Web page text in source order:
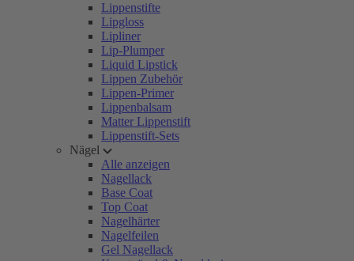
Lippenstifte
Lipgloss
Lipliner
Lip-Plumper
Liquid Lipstick
Lippen Zubehör
Lippen-Primer
Lippenbalsam
Matter Lippenstift
Lippenstift-Sets
Nägel
Alle anzeigen
Nagellack
Base Coat
Top Coat
Nagelhärter
Nagelfeilen
Gel Nagellack